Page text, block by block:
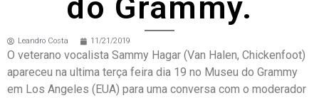
Leandro Costa 11/21/2019
O veterano vocalista Sammy Hagar (Van Halen, Chickenfoot)
apareceu na ultima terça feira dia 19 no Museu do Grammy
em Los Angeles (EUA) para uma conversa com o moderador